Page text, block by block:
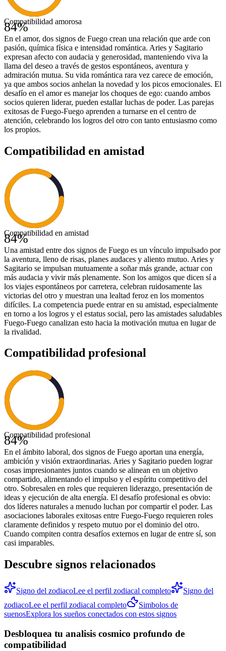
84%
Compatibilidad amorosa
En el amor, dos signos de Fuego crean una relación que arde con
pasión, química física e intensidad romántica. Aries y Sagitario
expresan afecto con audacia y generosidad, manteniendo viva la
llama del deseo a través de gestos espontáneos, aventura y
admiración mutua. Su vida romántica rara vez carece de emoción,
ya que ambos socios anhelan la novedad y los picos emocionales. El
desafío en el amor es manejar los choques de ego: cuando ambos
socios quieren liderar, pueden estallar luchas de poder. Las parejas
exitosas de Fuego-Fuego aprenden a turnarse en el centro de
atención, celebrando los logros del otro con tanto entusiasmo como
los propios.
Compatibilidad en amistad
84%
Compatibilidad en amistad
Una amistad entre dos signos de Fuego es un vínculo impulsado por
la aventura, lleno de risas, planes audaces y aliento mutuo. Aries y
Sagitario se impulsan mutuamente a soñar más grande, actuar con
más audacia y vivir más plenamente. Son los amigos que dicen sí a
los viajes espontáneos por carretera, celebran ruidosamente las
victorias del otro y muestran una lealtad feroz en los momentos
difíciles. La competencia puede entrar en su amistad, especialmente
en torno a los logros y el estatus social, pero las amistades saludables
Fuego-Fuego canalizan esto hacia la motivación mutua en lugar de
la rivalidad.
Compatibilidad profesional
84%
Compatibilidad profesional
En el ámbito laboral, dos signos de Fuego aportan una energía,
ambición y visión extraordinarias. Aries y Sagitario pueden lograr
cosas impresionantes juntos cuando se alinean en un objetivo
compartido, alimentando el impulso y el espíritu competitivo del
otro. Sobresalen en roles que requieren liderazgo, presentación de
ideas y ejecución de alta energía. El desafío profesional es obvio:
dos líderes naturales a menudo luchan por compartir el poder. Las
asociaciones laborales exitosas entre Fuego-Fuego requieren roles
claramente definidos y respeto mutuo por el dominio del otro.
Cuando compiten contra desafíos externos en lugar de entre sí, son
casi imparables.
Descubre signos relacionados
Signo del zodiacoLee el perfil zodiacal completo
Signo del
zodiacoLee el perfil zodiacal completo
Simbolos de
suenosExplora los sueños conectados con estos signos
Desbloquea tu analisis cosmico profundo de
compatibilidad